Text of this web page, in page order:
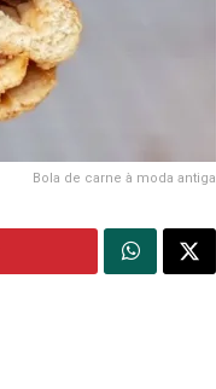
Bola de carne à moda antiga